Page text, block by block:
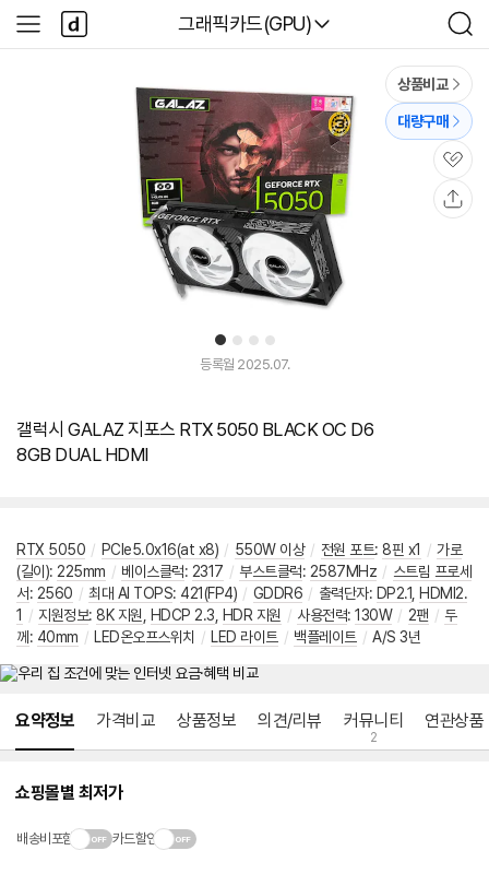
다나와
그래픽카드(GPU)
검
색
사
이
다
나
와
1 2 3 4
상품비교
대량구매
관
심
등록월 2025.07.
갤럭시 GALAZ 지포스 RTX 5050 BLACK OC D6
8GB DUAL HDMI
RTX 5050 / PCIe5.0x16(at x8) / 550W 이상 / 전원 포트: 8핀 x1 / 가로
(길이): 225mm / 베이스클럭: 2317 / 부스트클럭: 2587MHz / 스트림 프로세
서: 2560 / 최대 AI TOPS: 421(FP4) / GDDR6 / 출력단자: DP2.1
HDMI2.
1 / 지원정보: 8K 지원 HDCP 2.3 HDR 지원 / 사용전력: 130W / 2팬 / 두
께 : 40mm / LED온오프스위치 / LED 라이트 / 백플레이트 / A/S 3년
요약정보 가격비교 상품정보 의견/리뷰 커뮤니티
2
연관상품
쇼핑몰별 최저가
배송비포함 카드할인